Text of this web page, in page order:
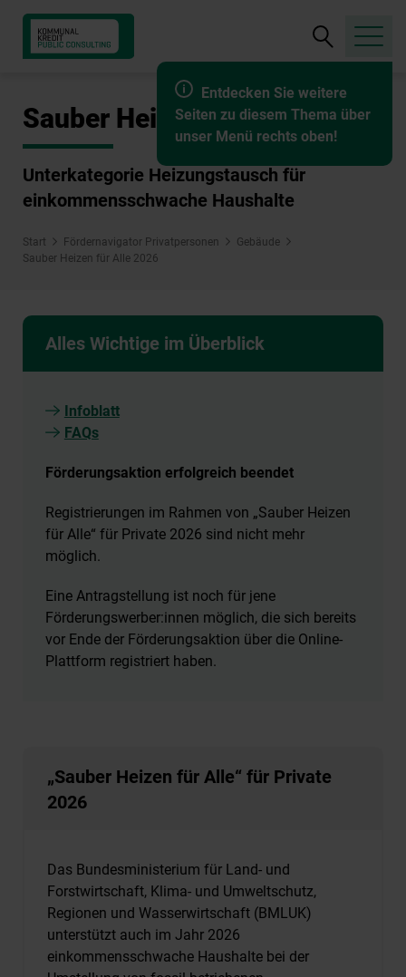
Entdecken Sie weitere
Seiten zu diesem Thema über
unser Menü rechts oben!
Suche
öffnen
Sauber Heizen für Alle 2026
Unterkategorie Heizungstausch für
einkommensschwache Haushalte
Start Fördernavigator Privatpersonen
Gebäude
Sauber Heizen für Alle 2026
Alles Wichtige im Überblick
Infoblatt
FAQs
Förderungsaktion erfolgreich beendet
Registrierungen im Rahmen von „Sauber Heizen
für Alle“ für Private 2026 sind nicht mehr
möglich.
Eine Antragstellung ist noch für jene
Förderungswerber:innen möglich, die sich bereits
vor Ende der Förderungsaktion über die Online-
Plattform registriert haben.
„Sauber Heizen für Alle“ für Private
2026
Das Bundesministerium für Land- und
Forstwirtschaft, Klima- und Umweltschutz,
Regionen und Wasserwirtschaft (BMLUK)
unterstützt auch im Jahr 2026
einkommensschwache Haushalte bei der